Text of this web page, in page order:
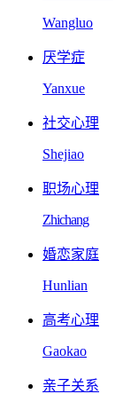
Wangluo
厌学症
Yanxue
社交心理
Shejiao
职场心理
Zhichang
婚恋家庭
Hunlian
高考心理
Gaokao
亲子关系